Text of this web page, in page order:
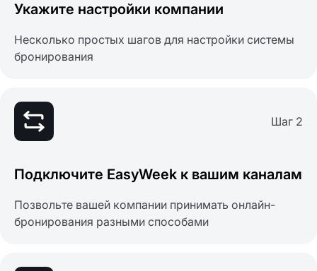
Укажите настройки компании
Несколько простых шагов для настройки системы
бронирования
Шаг 2
Подключите EasyWeek к вашим каналам
Позвольте вашей компании принимать онлайн-
бронирования разными способами